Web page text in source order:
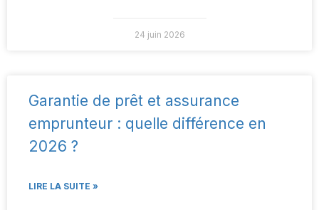
24 juin 2026
Garantie de prêt et assurance
emprunteur : quelle différence en
2026 ?
LIRE LA SUITE »